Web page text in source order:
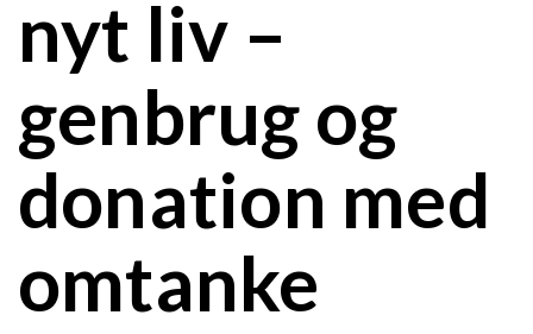
nyt liv –
genbrug og
donation med
omtanke